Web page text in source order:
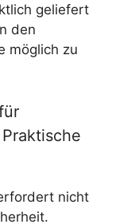
geliefert
den
möglich zu
nicht